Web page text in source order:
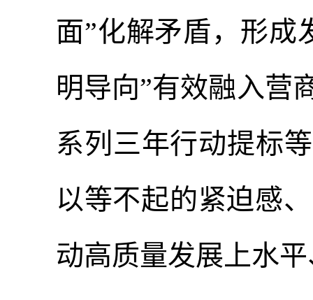
面”化解矛盾，形成
明导向”有效融入营
系列三年行动提标
以等不起的紧迫感
动高质量发展上水